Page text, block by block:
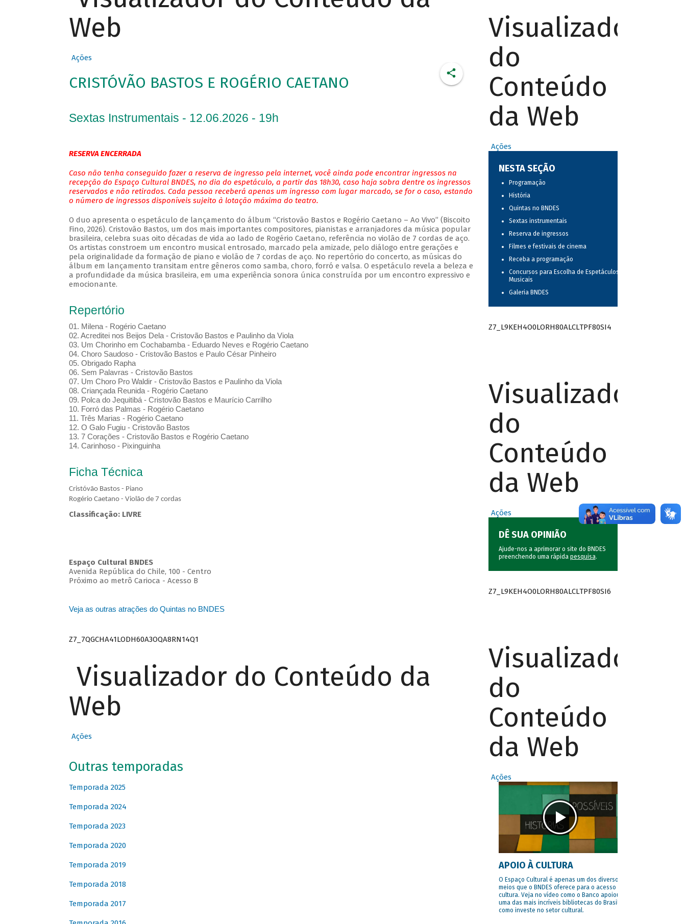
Web
Ações
CRISTÓVÃO BASTOS E ROGÉRIO CAETANO
Sextas Instrumentais - 12.06.2026 - 19h
RESERVA ENCERRADA
Caso não tenha conseguido fazer a reserva de ingresso pela internet, você ainda pode encontrar ingressos na
recepção do Espaço Cultural BNDES, no dia do espetáculo, a partir das 18h30, caso haja sobra dentre os ingressos
reservados e não retirados. Cada pessoa receberá apenas um ingresso com lugar marcado, se for o caso, estando
o número de ingressos disponíveis sujeito à lotação máxima do teatro.
O duo apresenta o espetáculo de lançamento do álbum “Cristovão Bastos e Rogério Caetano – Ao Vivo” (Biscoito
Fino, 2026). Cristovão Bastos, um dos mais importantes compositores, pianistas e arranjadores da música popular
brasileira, celebra suas oito décadas de vida ao lado de Rogério Caetano, referência no violão de 7 cordas de aço.
Os artistas constroem um encontro musical entrosado, marcado pela amizade, pelo diálogo entre gerações e
pela originalidade da formação de piano e violão de 7 cordas de aço. No repertório do concerto, as músicas do
álbum em lançamento transitam entre gêneros como samba, choro, forró e valsa. O espetáculo revela a beleza e
a profundidade da música brasileira, em uma experiência sonora única construída por um encontro expressivo e
emocionante.
Repertório
01. Milena - Rogério Caetano
02. Acreditei nos Beijos Dela - Cristovão Bastos e Paulinho da Viola
03. Um Chorinho em Cochabamba - Eduardo Neves e Rogério Caetano
04. Choro Saudoso - Cristovão Bastos e Paulo César Pinheiro
05. Obrigado Rapha
06. Sem Palavras - Cristovão Bastos
07. Um Choro Pro Waldir - Cristovão Bastos e Paulinho da Viola
08. Criançada Reunida - Rogério Caetano
09. Polca do Jequitibá - Cristovão Bastos e Maurício Carrilho
10. Forró das Palmas - Rogério Caetano
11. Três Marias - Rogério Caetano
12. O Galo Fugiu - Cristovão Bastos
13. 7 Corações - Cristovão Bastos e Rogério Caetano
14. Carinhoso - Pixinguinha
Ficha Técnica
Cristóvão Bastos - Piano
Rogério Caetano - Violão de 7 cordas
Classificação: LIVRE
Espaço Cultural BNDES
Avenida República do Chile, 100 - Centro
Próximo ao metrô Carioca - Acesso B
Veja as outras atrações do Quintas no BNDES
Z7_7QGCHA41LODH60A3OQA8RN14Q1
Visualizador do Conteúdo da
Web
Ações
Outras temporadas
Temporada 2025
Temporada 2024
Temporada 2023
Temporada 2020
Temporada 2019
Temporada 2018
Temporada 2017
Visualizador
do
Conteúdo
da Web
Ações
NESTA SEÇÃO
Programação
História
Quintas no BNDES
Sextas instrumentais
Reserva de ingressos
Filmes e festivais de cinema
Receba a programação
Concursos para Escolha de Espetáculos
Musicais
Galeria BNDES
Z7_L9KEH4O0LORH80ALCLTPF80SI4
Visualizador
do
Conteúdo
da Web
Ações
DÊ SUA OPINIÃO
Ajude-nos a aprimorar o site do BNDES
preenchendo uma rápida pesquisa.
Z7_L9KEH4O0LORH80ALCLTPF80SI6
Visualizador
do
Conteúdo
da Web
Ações
APOIO À CULTURA
O Espaço Cultural é apenas um dos diversos
meios que o BNDES oferece para o acesso à
cultura. Veja no vídeo como o Banco apoiou
uma das mais incríveis bibliotecas do Brasil e
como investe no setor cultural.